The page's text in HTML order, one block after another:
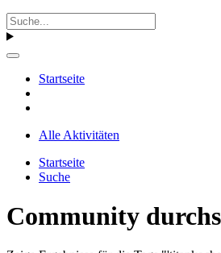
Startseite
Alle Aktivitäten
Startseite
Suche
Community